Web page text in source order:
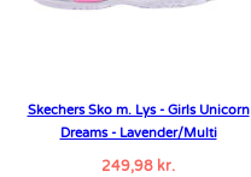
Skechers Sko m. Lys - Girls Unicorn
Dreams - Lavender/Multi
249,98 kr.